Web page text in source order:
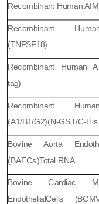
Recombinant Human
Recombinant
(TNFSF18)
Recombinant Human
tag)
Recombinant
(A1/B1/G2)(N-GST/C-
Bovine Aorta
(BAECs)Total RNA
Bovine Cardiac
EndothelialCells